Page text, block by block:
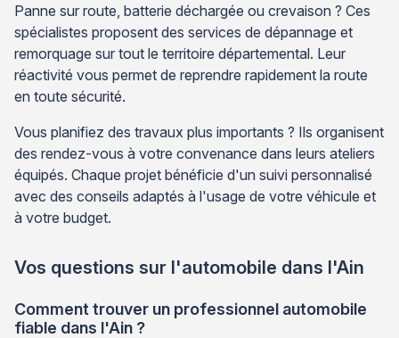
Panne sur route, batterie déchargée ou crevaison ? Ces
spécialistes proposent des services de dépannage et
remorquage sur tout le territoire départemental. Leur
réactivité vous permet de reprendre rapidement la route
en toute sécurité.
Vous planifiez des travaux plus importants ? Ils organisent
des rendez-vous à votre convenance dans leurs ateliers
équipés. Chaque projet bénéficie d'un suivi personnalisé
avec des conseils adaptés à l'usage de votre véhicule et
à votre budget.
Vos questions sur l'automobile dans l'Ain
Comment trouver un professionnel automobile
fiable dans l'Ain ?